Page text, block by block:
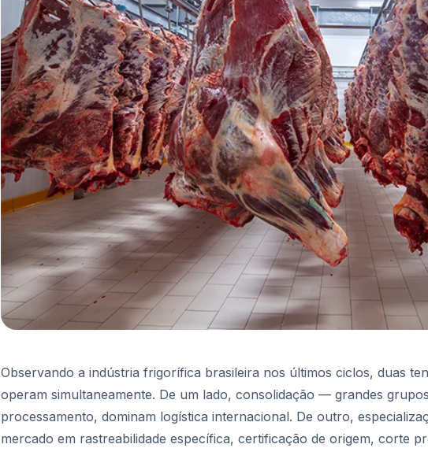
Observando a indústria frigorífica brasileira nos últimos ciclos, duas
operam simultaneamente. De um lado, consolidação — grandes
processamento, dominam logística internacional. De outro,
mercado em rastreabilidade específica, certificação de origem, corte